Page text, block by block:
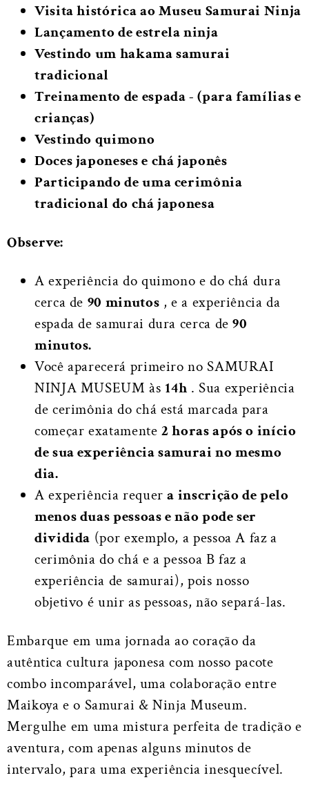
Visita histórica ao Museu Samurai Ninja
Lançamento de estrela ninja
Vestindo um hakama samurai
tradicional
Treinamento de espada - (para famílias e
crianças)
Vestindo quimono
Doces japoneses e chá japonês
Participando de uma cerimônia
tradicional do chá japonesa
Observe:
A experiência do quimono e do chá dura
cerca de 90 minutos , e a experiência da
espada de samurai dura cerca de90
minutos.
Você aparecerá primeiro no SAMURAI
NINJA MUSEUM às 14h . Sua experiência
de cerimônia do chá está marcada para
começar exatamente2 horas após o início
de sua experiência samurai no mesmo
dia.
A experiência requera inscrição de pelo
menos duas pessoas e não pode ser
dividida (por exemplo, a pessoa A faz a
cerimônia do chá e a pessoa B faz a
experiência de samurai), pois nosso
objetivo é unir as pessoas, não separá-las.
Embarque em uma jornada ao coração da
autêntica cultura japonesa com nosso pacote
combo incomparável, uma colaboração entre
Maikoya e o Samurai & Ninja Museum.
Mergulhe em uma mistura perfeita de tradição e
aventura, com apenas alguns minutos de
intervalo, para uma experiência inesquecível.